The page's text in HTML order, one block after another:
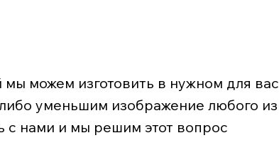
можем изготовить в нужном для вас
уменьшим изображение любого из
с нами и мы решим этот вопрос